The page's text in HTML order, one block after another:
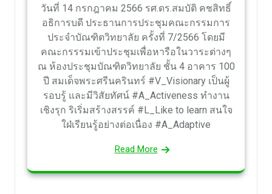
วันที่ 14 กรกฎาคม 2566 รศ.ดร.สมบัติ คชสิทธิ์
อธิการบดี ประธานการประชุมคณะกรรมการ
ประจำบัณฑิตวิทยาลัย ครั้งที่ 7/2566 โดยมี
คณะกรรรมเข้าประชุมเพื่อหารือในวาระต่างๆ
ณ ห้องประชุมบัณฑิตวิทยาลัย ชั้น 4 อาคาร 100
ปี สมเด็จพระศรีนครินทร์ #V_Visionary เป็นผู้
รอบรู้ และมีวิสัยทัศน์ #A_Activeness ทำงาน
เชิงรุก ริเริ่มสร้างสรรค์ #L_Like to learn สนใจ
ใฝ่เรียนรู้อย่างต่อเนื่อง #A_Adaptive
Read More